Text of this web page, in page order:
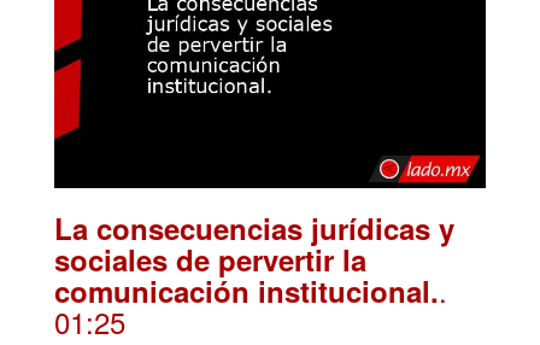
La consecuencias jurídicas y
sociales de pervertir la
comunicación institucional..
01:25